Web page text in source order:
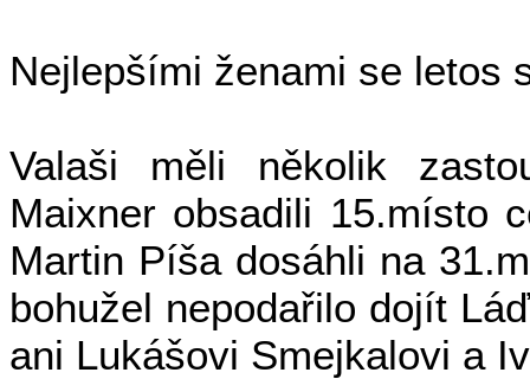
Nejlepšími ženami se letos
Valaši měli několik
Maixner obsadili 15.místo
Martin Píša dosáhli na
bohužel nepodařilo dojít
ani Lukášovi Smejkalovi a